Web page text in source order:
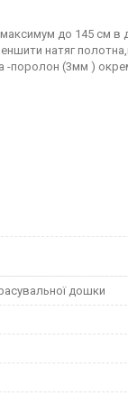
до 145 см в
натяг
-поролон (3мм )
дошки